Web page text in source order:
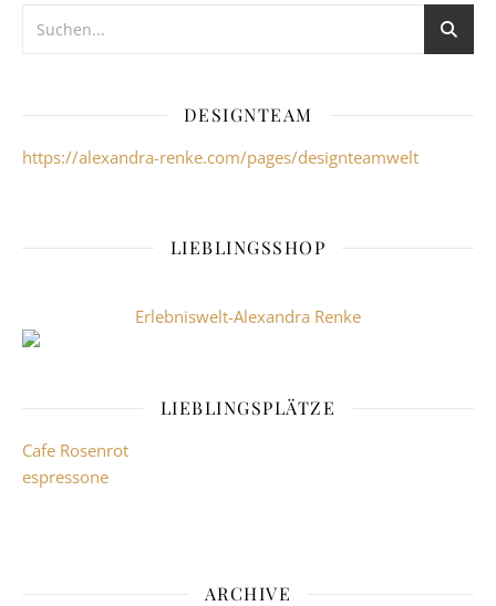
DESIGNTEAM
https://alexandra-renke.com/pages/designteamwelt
LIEBLINGSSHOP
Erlebniswelt-Alexandra Renke
LIEBLINGSPLÄTZE
Cafe Rosenrot
espressone
ARCHIVE